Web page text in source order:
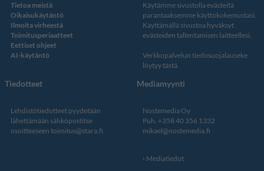
Tietoa meistä
Oikaisukäytäntö
Ilmoita virheestä
Toimitusperiaatteet
Eettiset ohjeet
AI-käytäntö
Käytämme sivustolla evästeitä
parantaaksemme käyttökokemustasi.
Käyttämällä sivustoa hyväksyt
evästeiden tallentamisen laitteellesi.
Verkkopalvelun tiedosuojalauseke
löytyy tästä.
Tiedotteet
Lehdistötiedotteet pyydetään
lähettämään sähköpostitse
osoitteeseen toimitus@stara.fi
Mediamyynti
Nostemedia Oy
Puh. +358 40 356 1332
mikael@nostemedia.fi
Mediatiedot